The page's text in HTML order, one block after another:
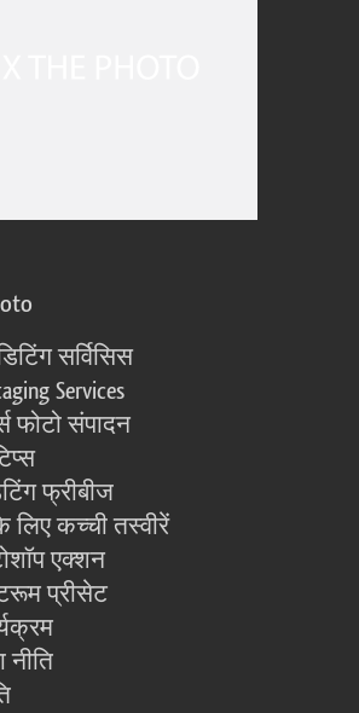
सर्विसिस
Services
फोटो संपादन
फ्रीबीज
लिए कच्ची तस्वीरें
एक्शन
प्रीसेट
नीति